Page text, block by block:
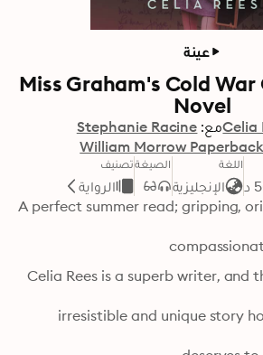
عينة
Miss Graham's Cold
Novel
Celiaمع: Stephanie Racine
William Morrow
اللغة
الإنجليزية
الصيغةتصنيف
الرواية
""A perfect summer read; gripping, original, well-drawn
""Celia Rees is a superb writer, and this novel has one